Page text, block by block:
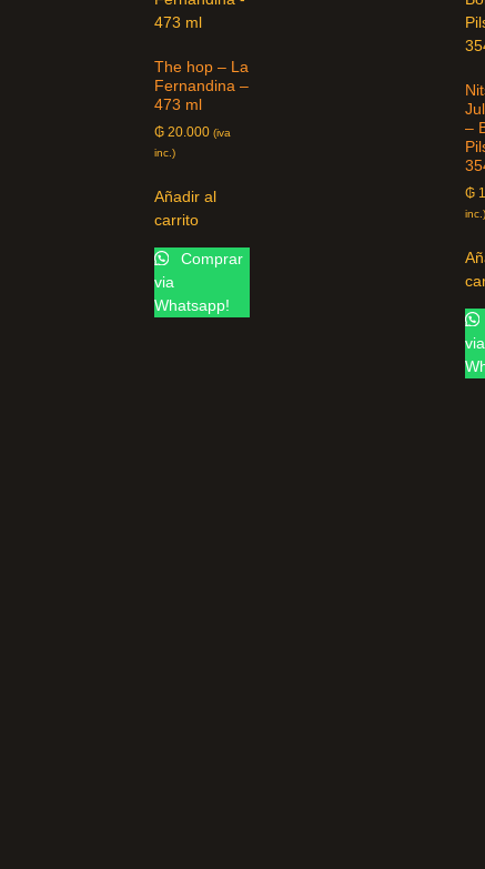
The hop – La
Fernandina –
473 ml
₲ 20.000 (iva
inc.)
Añadir al
carrito
Comprar
via
Whatsapp!
–
₲
inc.)
via